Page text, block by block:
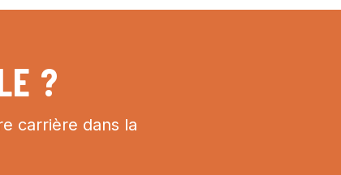
?
carrière dans la